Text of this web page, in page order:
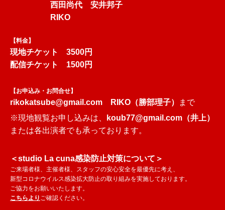
西田尚代 安井邦子
RIKO
【料金】
現地チケット 3500円
配信チケット 1500円
【お申込み・お問合せ】
rikokatsube@gmail.com RIKO（勝部理子）
まで
※現地観覧お申し込みは、
koub77@gmail.com （井上）
または各出演者でも承っております。
＜studio La cuna感染防止対策について＞
ご来場者様、主催者様、スタッフの安心安全を最優先に考え、
新型コロナウイルス感染拡大防止の取り組みを実施しております。
ご協力をお願いいたします。
こちらより ご確認ください。